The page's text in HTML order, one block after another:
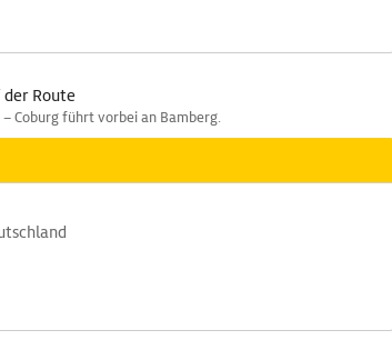
Route
Coburg führt vorbei an Bamberg.